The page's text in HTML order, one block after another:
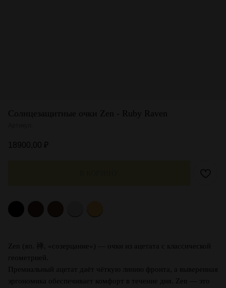
Солнцезащитные очки Zen - Ruby Raven
18900,00 ₽
Zen (яп. 禅, «созерцание») — очки из ацетата с классической
геометрией.
Премиальный ацетат даёт чёткую линию фронта, а выверенная
эргономика обеспечивает комфорт в течение дня. Zen — это